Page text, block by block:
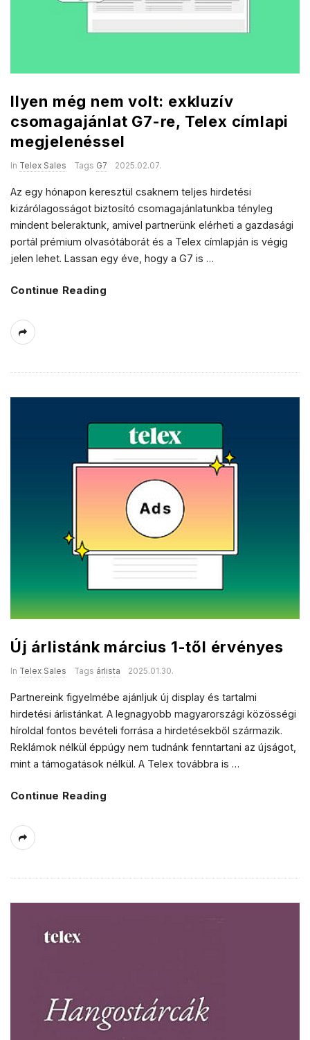
a
s
Ilyen még nem volt: exkluzív
csomagajánlat G7-re, Telex címlapi
megjelenéssel
In Telex Sales Tags G7 2025.02.07.
Az egy hónapon keresztül csaknem teljes hirdetési
kizárólagosságot biztosító csomagajánlatunkba tényleg
mindent beleraktunk, amivel partnerünk elérheti a gazdasági
portál prémium olvasótáborát és a Telex címlapján is végig
jelen lehet. Lassan egy éve, hogy a G7 is …
Continue Reading
Új árlistánk március 1-től érvényes
In Telex Sales Tags árlista 2025.01.30.
Partnereink figyelmébe ajánljuk új display és tartalmi
hirdetési árlistánkat. A legnagyobb magyarországi közösségi
híroldal fontos bevételi forrása a hirdetésekből származik.
Reklámok nélkül éppúgy nem tudnánk fenntartani az újságot,
mint a támogatások nélkül. A Telex továbbra is …
Continue Reading